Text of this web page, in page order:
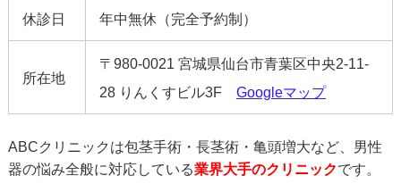
休診日 年中無休（完全予約制）
所在地
〒980-0021 宮城県仙台市青葉区中央2-11-
28 りんくすビル3F Googleマップ
ABCクリニックは包茎手術・長茎術・亀頭増大など、男性
器の悩み全般に対応している業界大手のクリニックです。